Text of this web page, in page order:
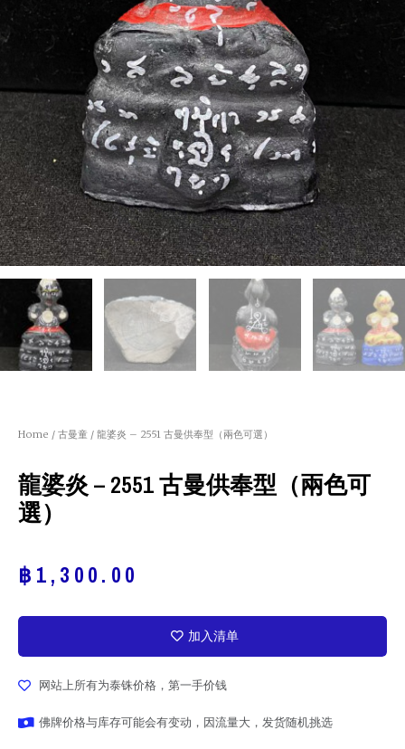
Home / 古曼童 / 龍婆炎 – 2551 古曼供奉型（兩色可選）
龍婆炎 – 2551 古曼供奉型（兩色可
選）
฿ 1,300.00
加入清单
网站上所有为泰铢价格，第一手价钱
佛牌价格与库存可能会有变动，因流量大，发货随机挑选